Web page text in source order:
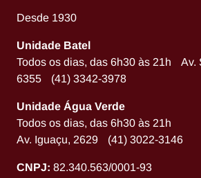
Desde 1930
Unidade Batel
Todos os dias, das 6h30 às 21h Av.
6355 (41) 3342-3978
Unidade Água Verde
Todos os dias, das 6h30 às 21h
Av. Iguaçu, 2629 (41) 3022-3146
CNPJ: 82.340.563/0001-93